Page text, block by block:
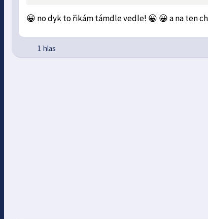
😀 no dyk to řikám támdle vedle! 😀 😀 a na ten
1 hlas